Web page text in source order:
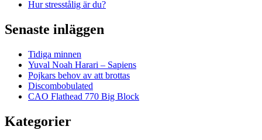
Hur stresstålig är du?
Senaste inläggen
Tidiga minnen
Yuval Noah Harari – Sapiens
Pojkars behov av att brottas
Discombobulated
CAO Flathead 770 Big Block
Kategorier